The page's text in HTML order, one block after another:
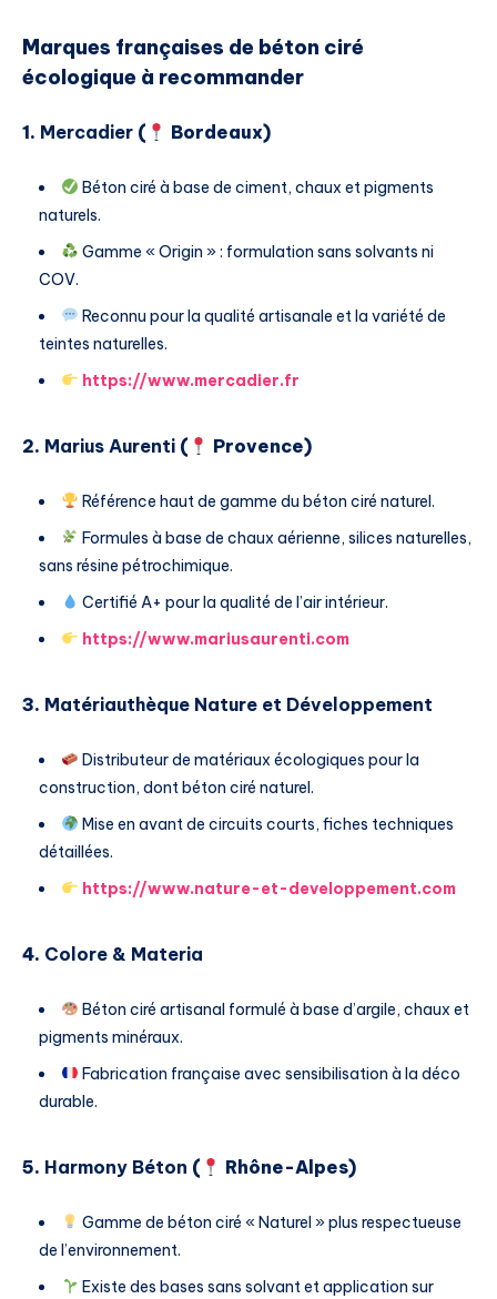
Marques françaises de béton ciré
écologique à recommander
1. Mercadier ( Bordeaux)
Béton ciré à base de ciment, chaux et pigments
naturels.
Gamme « Origin » : formulation sans solvants ni
COV.
Reconnu pour la qualité artisanale et la variété de
teintes naturelles.
https://www.mercadier.fr
2. Marius Aurenti ( Provence)
Référence haut de gamme du béton ciré naturel.
Formules à base de chaux aérienne, silices naturelles,
sans résine pétrochimique.
Certifié A+ pour la qualité de l’air intérieur.
https://www.mariusaurenti.com
3. Matériauthèque Nature et Développement
Distributeur de matériaux écologiques pour la
construction, dont béton ciré naturel.
Mise en avant de circuits courts, fiches techniques
détaillées.
https://www.nature-et-developpement.com
4. Colore & Materia
Béton ciré artisanal formulé à base d’argile, chaux et
pigments minéraux.
Fabrication française avec sensibilisation à la déco
durable.
5. Harmony Béton ( Rhône-Alpes)
Gamme de béton ciré « Naturel » plus respectueuse
de l’environnement.
Existe des bases sans solvant et application sur